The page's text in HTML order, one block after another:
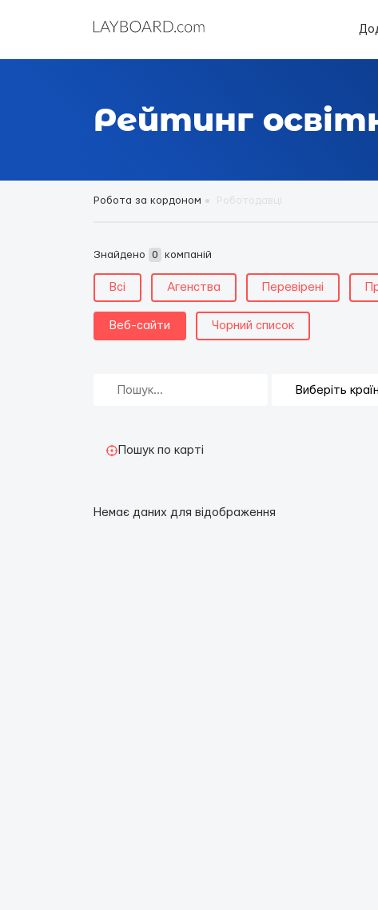
Рейтинг
Робота за кордоном
Знайдено 0 компаній
Всі Агенства Перевірені
Веб-сайти Чорний список
Пошук по карті
Немає даних для відображення